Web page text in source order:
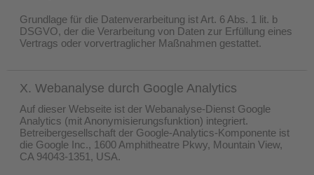
Grundlage für die Datenverarbeitung ist Art. 6 Abs. 1 lit. b
DSGVO, der die Verarbeitung von Daten zur Erfüllung eines
Vertrags oder vorvertraglicher Maßnahmen gestattet.
X. Webanalyse durch Google Analytics
Auf dieser Webseite ist der Webanalyse-Dienst Google
Analytics (mit Anonymisierungsfunktion) integriert.
Betreibergesellschaft der Google-Analytics-Komponente ist
die Google Inc., 1600 Amphitheatre Pkwy, Mountain View,
CA 94043-1351, USA.